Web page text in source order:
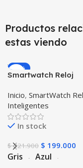
Productos
estas viendo
-10%
Smartwatch Reloj
WATCH™ (KW37
Temperatura Presión
Arterial y Ritmo
Inicio, SmartWatch
Inteligentes
In stock
$221.900 $ 199.000
Gris Azul